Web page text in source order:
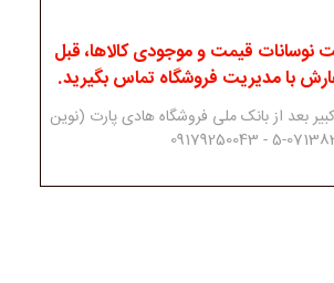
نوسانات قیمت و موجودی کالاها، قبل
با مدیریت فروشگاه تماس بگیرید.
کبیر بعد از بانک ملی فروشگاه هادی پارت (نوین